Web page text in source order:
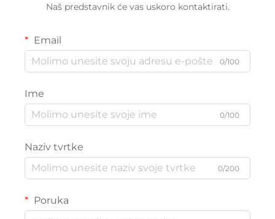
Naš predstavnik će vas uskoro kontaktirati.
Email
0/100
Ime
0/100
Naziv tvrtke
0/200
Poruka